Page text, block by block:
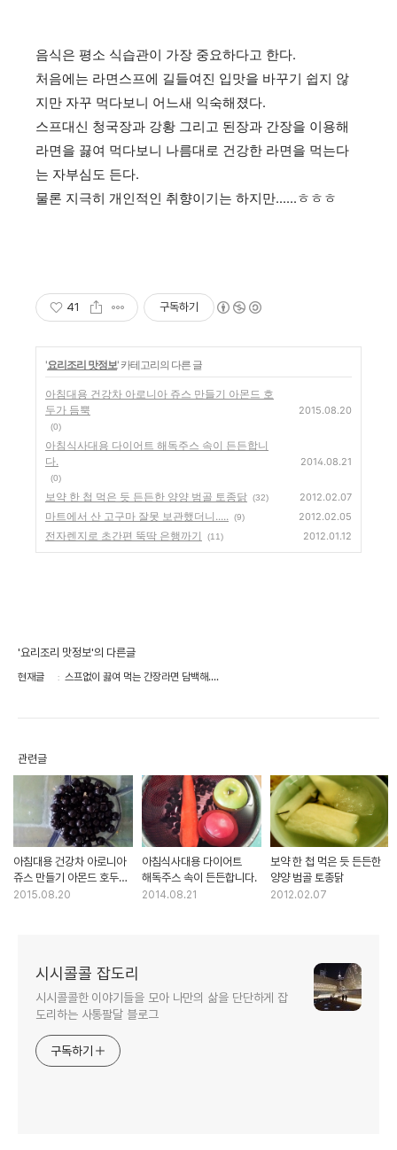
음식은 평소 식습관이 가장 중요하다고 한다.
처음에는 라면스프에 길들여진 입맛을 바꾸기 쉽지 않
지만 자꾸 먹다보니 어느새 익숙해졌다.
스프대신 청국장과 강황 그리고 된장과 간장을 이용해
라면을 끓여 먹다보니 나름대로 건강한 라면을 먹는다
는 자부심도 든다.
물론 지극히 개인적인 취향이기는 하지만......ㅎㅎㅎ
41 구독하기
'요리조리 맛정보' 카테고리의 다른 글
아침대용 건강차 아로니아 쥬스 만들기 아몬드 호
두가 듬뿍
(0)
2015.08.20
아침식사대용 다이어트 해독주스 속이 든든합니
다.
(0)
2014.08.21
보약 한 첩 먹은 듯 든든한 양양 범골 토종닭 (32) 2012.02.07
마트에서 산 고구마 잘못 보관했더니..... (9) 2012.02.05
전자렌지로 초간편 뚝딱 은행까기 (11) 2012.01.12
'요리조리 맛정보'의 다른글
현재글 스프없이 끓여 먹는 간장라면 담백해....
관련글
아침대용 건강차 아로니아
쥬스 만들기 아몬드 호두가
듬뿍
2015.08.20
아침식사대용 다이어트
해독주스 속이 든든합니다.
2014.08.21
보약 한 첩 먹은 듯 든든한
양양 범골 토종닭
2012.02.07
시시콜콜 잡도리
시시콜콜한 이야기들을 모아 나만의 삶을 단단하게 잡
도리하는 사통팔달 블로그
구독하기